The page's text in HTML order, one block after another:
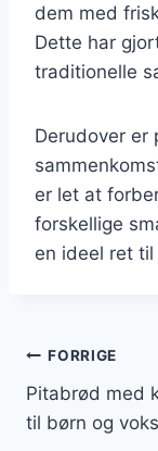
dem med
Dette har
traditionelle
Derudover
er let at
forskellige
en ideel ret til
FORRIGE
Pitabrød med
til børn og